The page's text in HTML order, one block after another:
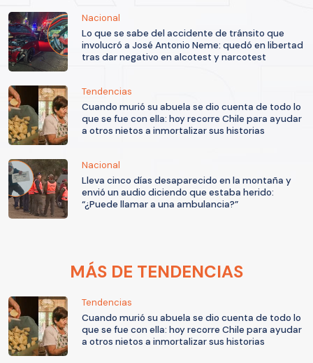
Nacional
Lo que se sabe del accidente de tránsito que
involucró a José Antonio Neme: quedó en libertad
tras dar negativo en alcotest y narcotest
Tendencias
Cuando murió su abuela se dio cuenta de todo lo
que se fue con ella: hoy recorre Chile para ayudar
a otros nietos a inmortalizar sus historias
Nacional
Lleva cinco días desaparecido en la montaña y
envió un audio diciendo que estaba herido:
“¿Puede llamar a una ambulancia?”
MÁS DE TENDENCIAS
Tendencias
Cuando murió su abuela se dio cuenta de todo lo
que se fue con ella: hoy recorre Chile para ayudar
a otros nietos a inmortalizar sus historias